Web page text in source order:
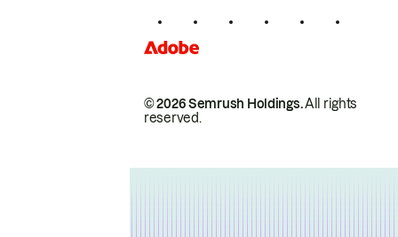
© 2026 Semrush Holdings.All rights
reserved.